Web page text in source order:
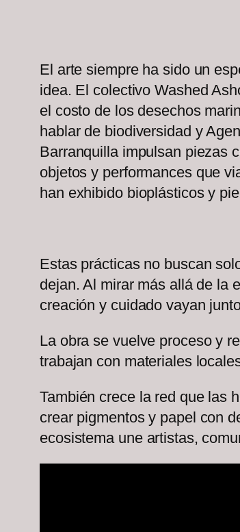
El arte siempre ha sido un
idea. El colectivo Washed
el costo de los desechos
hablar de biodiversidad y
Barranquilla impulsan piezas
objetos y performances que
han exhibido bioplásticos y
Estas prácticas no buscan
dejan. Al mirar más allá de la
creación y cuidado vayan
La obra se vuelve proceso y
trabajan con materiales
También crece la red que las
crear pigmentos y papel con
ecosistema une artistas,